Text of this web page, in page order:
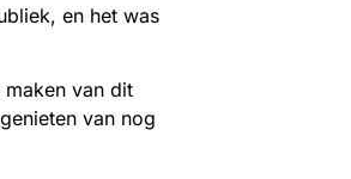
en het was
van dit
van nog